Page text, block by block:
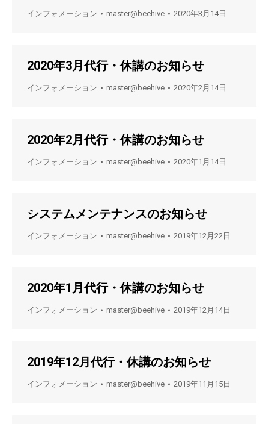
インフォメーション master@beehive 2020年3月14日
2020年3月代行・休講のお知らせ
インフォメーション master@beehive 2020年2月14日
2020年2月代行・休講のお知らせ
インフォメーション master@beehive 2020年1月14日
システムメンテナンスのお知らせ
インフォメーション master@beehive 2019年12月22日
2020年1月代行・休講のお知らせ
インフォメーション master@beehive 2019年12月14日
2019年12月代行・休講のお知らせ
インフォメーション master@beehive 2019年11月15日